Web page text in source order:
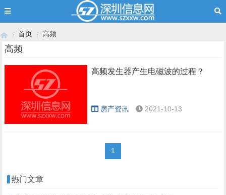
首页
›
高频
高频
高频发生器产生电磁波的过程？
房产资讯 2021-10-13
1
热门文章